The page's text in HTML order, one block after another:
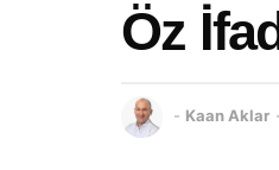
Öz
- Kaan Aklar